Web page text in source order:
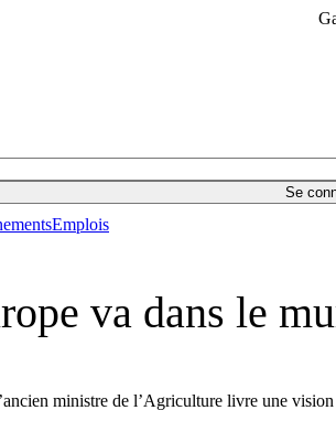
Se
Emplois
va dans le
ministre de l’Agriculture livre une